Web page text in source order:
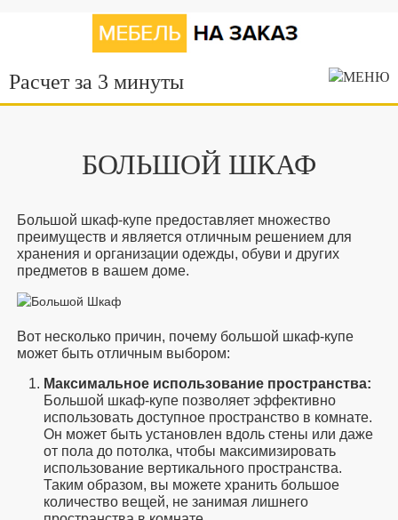
Расчет за 3 минуты
БОЛЬШОЙ ШКАФ
Большой шкаф-купе предоставляет множество
преимуществ и является отличным решением для
хранения и организации одежды, обуви и других
предметов в вашем доме.
Вот несколько причин, почему большой шкаф-купе
может быть отличным выбором:
Максимальное использование пространства:
Большой шкаф-купе позволяет эффективно
использовать доступное пространство в комнате.
Он может быть установлен вдоль стены или даже
от пола до потолка, чтобы максимизировать
использование вертикального пространства.
Таким образом, вы можете хранить большое
количество вещей, не занимая лишнего